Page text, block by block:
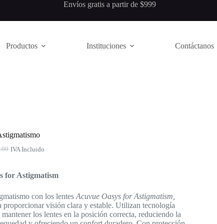
Envíos gratis a partir de $999
Productos Instituciones Contáctanos
IVA Incluido
for Astigmatism
con los lentes Acuvue Oasys for Astigmatism,
proporcionar visión clara y estable. Utilizan tecnología
mantener los lentes en la posición correcta, reduciendo la